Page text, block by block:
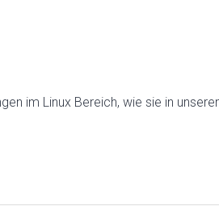
im Linux Bereich, wie sie in